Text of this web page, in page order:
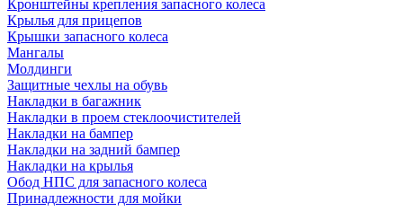
Кронштейны крепления запасного колеса
Крылья для прицепов
Крышки запасного колеса
Мангалы
Молдинги
Защитные чехлы на обувь
Накладки в багажник
Накладки в проем стеклоочистителей
Накладки на бампер
Накладки на задний бампер
Накладки на крылья
Обод НПС для запасного колеса
Принадлежности для мойки